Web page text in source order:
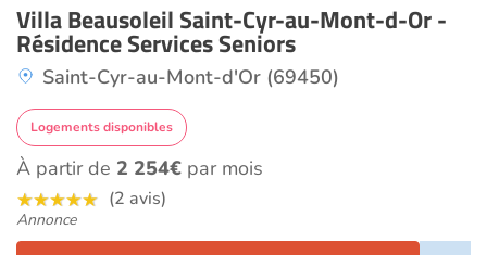
Villa Beausoleil Saint-Cyr-au-Mont-d-Or -
Résidence Services Seniors
Saint-Cyr-au-Mont-d'Or (69450)
Logements disponibles
À partir de 2 254€ par mois
(2 avis)
Annonce